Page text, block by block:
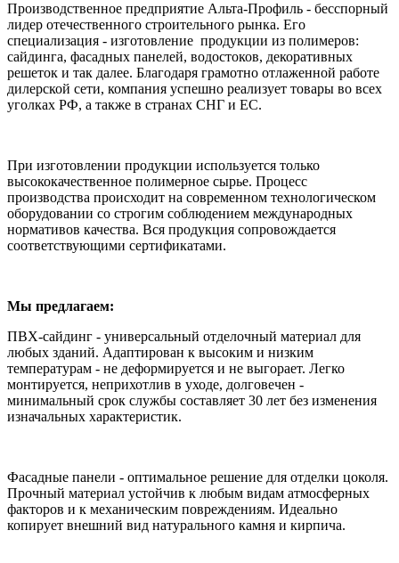
Производственное предприятие Альта-Профиль - бесспорный
лидер отечественного строительного рынка. Его
специализация - изготовление продукции из полимеров:
сайдинга, фасадных панелей, водостоков, декоративных
решеток и так далее. Благодаря грамотно отлаженной работе
дилерской сети, компания успешно реализует товары во всех
уголках РФ, а также в странах СНГ и ЕС.
При изготовлении продукции используется только
высококачественное полимерное сырье. Процесс
производства происходит на современном технологическом
оборудовании со строгим соблюдением международных
нормативов качества. Вся продукция сопровождается
соответствующими сертификатами.
Мы предлагаем:
ПВХ-сайдинг - универсальный отделочный материал для
любых зданий. Адаптирован к высоким и низким
температурам - не деформируется и не выгорает. Легко
монтируется, неприхотлив в уходе, долговечен -
минимальный срок службы составляет 30 лет без изменения
изначальных характеристик.
Фасадные панели - оптимальное решение для отделки цоколя.
Прочный материал устойчив к любым видам атмосферных
факторов и к механическим повреждениям. Идеально
копирует внешний вид натурального камня и кирпича.